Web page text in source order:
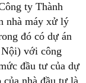
ty Thành
nhà máy xử lý
đó có dự án
với công
đầu tư của dự